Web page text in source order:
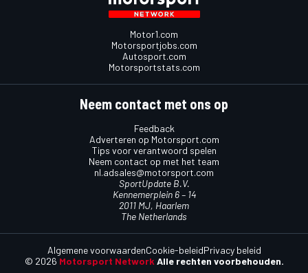
Motor1.com
Motorsportjobs.com
Autosport.com
Motorsportstats.com
Neem contact met ons op
Feedback
Adverteren op Motorsport.com
Tips voor verantwoord spelen
Neem contact op met het team
nl.adsales@motorsport.com
SportUpdate B.V.
Kennemerplein 6 – 14
2011 MJ, Haarlem
The Netherlands
© 2026 Motorsport Network Alle rechten voorbehouden.
Algemene voorwaardenCookie-beleidPrivacy beleid